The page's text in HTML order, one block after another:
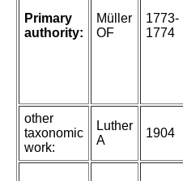
Primary
authority:
Müller
OF
1773-
1774
other
taxonomic
work:
Luther
A
1904